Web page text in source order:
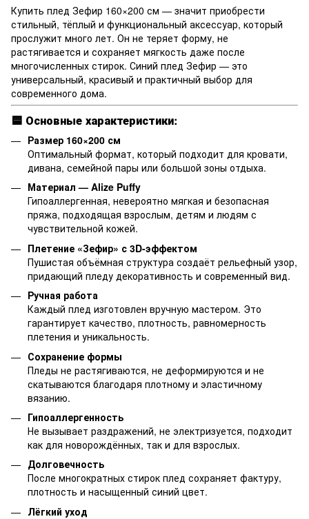
Купить плед Зефир 160×200 см — значит приобрести
стильный, тёплый и функциональный аксессуар, который
прослужит много лет. Он не теряет форму, не
растягивается и сохраняет мягкость даже после
многочисленных стирок. Синий плед Зефир — это
универсальный, красивый и практичный выбор для
современного дома.
🟦 Основные характеристики:
Размер 160×200 см
Оптимальный формат, который подходит для кровати,
дивана, семейной пары или большой зоны отдыха.
Материал — Alize Puffy
Гипоаллергенная, невероятно мягкая и безопасная
пряжа, подходящая взрослым, детям и людям с
чувствительной кожей.
Плетение «Зефир» с 3D-эффектом
Пушистая объёмная структура создаёт рельефный узор,
придающий пледу декоративность и современный вид.
Ручная работа
Каждый плед изготовлен вручную мастером. Это
гарантирует качество, плотность, равномерность
плетения и уникальность.
Сохранение формы
Пледы не растягиваются, не деформируются и не
скатываются благодаря плотному и эластичному
вязанию.
Гипоаллергенность
Не вызывает раздражений, не электризуется, подходит
как для новорождённых, так и для взрослых.
Долговечность
После многократных стирок плед сохраняет фактуру,
плотность и насыщенный синий цвет.
Лёгкий уход